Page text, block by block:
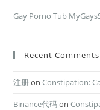
Gay Porno Tub
Recent Comments
注册on Constipation:
Binance代码on